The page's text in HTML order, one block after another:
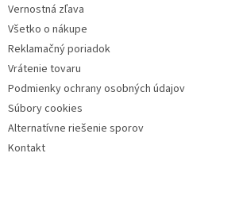
Vernostná zľava
Všetko o nákupe
Reklamačný poriadok
Vrátenie tovaru
Podmienky ochrany osobných údajov
Súbory cookies
Alternatívne riešenie sporov
Kontakt